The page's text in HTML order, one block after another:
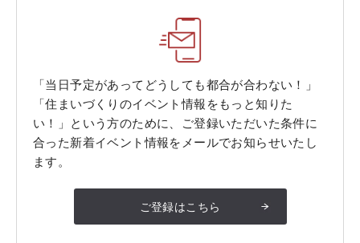
「当日予定があってどうしても都合が合わない！」
「住まいづくりのイベント情報をもっと知りた
い！」という方のために、ご登録いただいた条件に
合った新着イベント情報をメールでお知らせいたし
ます。
ご登録はこちら